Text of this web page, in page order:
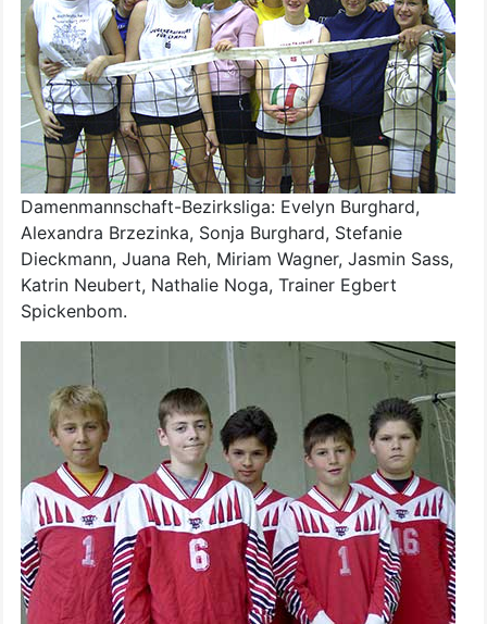
Damenmannschaft-Bezirksliga: Evelyn Burghard,
Alexandra Brzezinka, Sonja Burghard, Stefanie
Dieckmann, Juana Reh, Miriam Wagner, Jasmin Sass,
Katrin Neubert, Nathalie Noga, Trainer Egbert
Spickenbom.